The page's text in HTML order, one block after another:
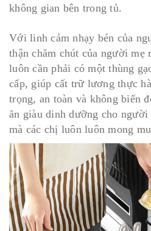
không gian bên trong tủ.
Với linh cảm nhạy bén của
thận chăm chút của người mẹ
luôn cần phải có một thùng
cấp, giúp cất trữ lương thực
trọng, an toàn và không biến
ăn giàu dinh dưỡng cho
mà các chị luôn luôn mong